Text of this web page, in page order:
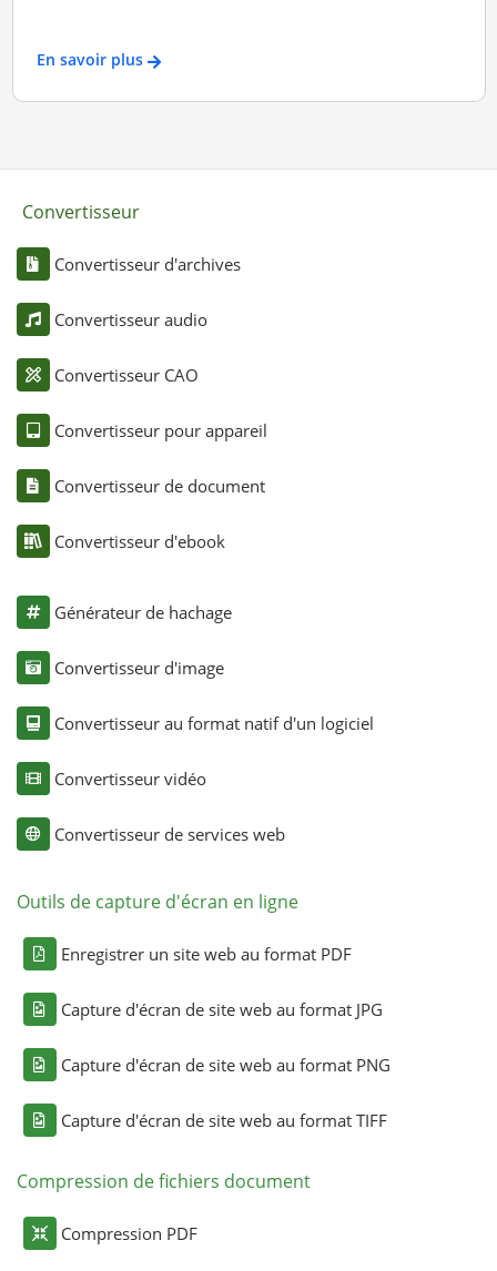
En savoir plus
Convertisseur
Convertisseur d'archives
Convertisseur audio
Convertisseur CAO
Convertisseur pour appareil
Convertisseur de document
Convertisseur d'ebook
Générateur de hachage
Convertisseur d'image
Convertisseur au format natif d'un logiciel
Convertisseur vidéo
Convertisseur de services web
Outils de capture d'écran en ligne
Enregistrer un site web au format PDF
Capture d'écran de site web au format JPG
Capture d'écran de site web au format PNG
Capture d'écran de site web au format TIFF
Compression de fichiers document
Compression PDF